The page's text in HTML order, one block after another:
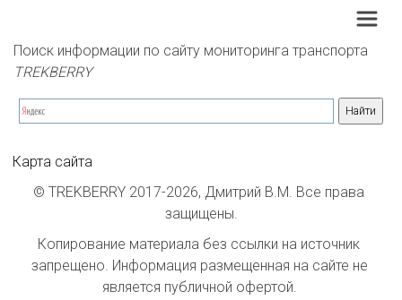
Поиск информации по сайту мониторинга транспорта
TREKBERRY
Карта сайта
© TREKBERRY 2017-2026, Дмитрий В.М. Все права
защищены.
Копирование материала без ссылки на источник
запрещено. Информация размещенная на сайте не
является публичной офертой.